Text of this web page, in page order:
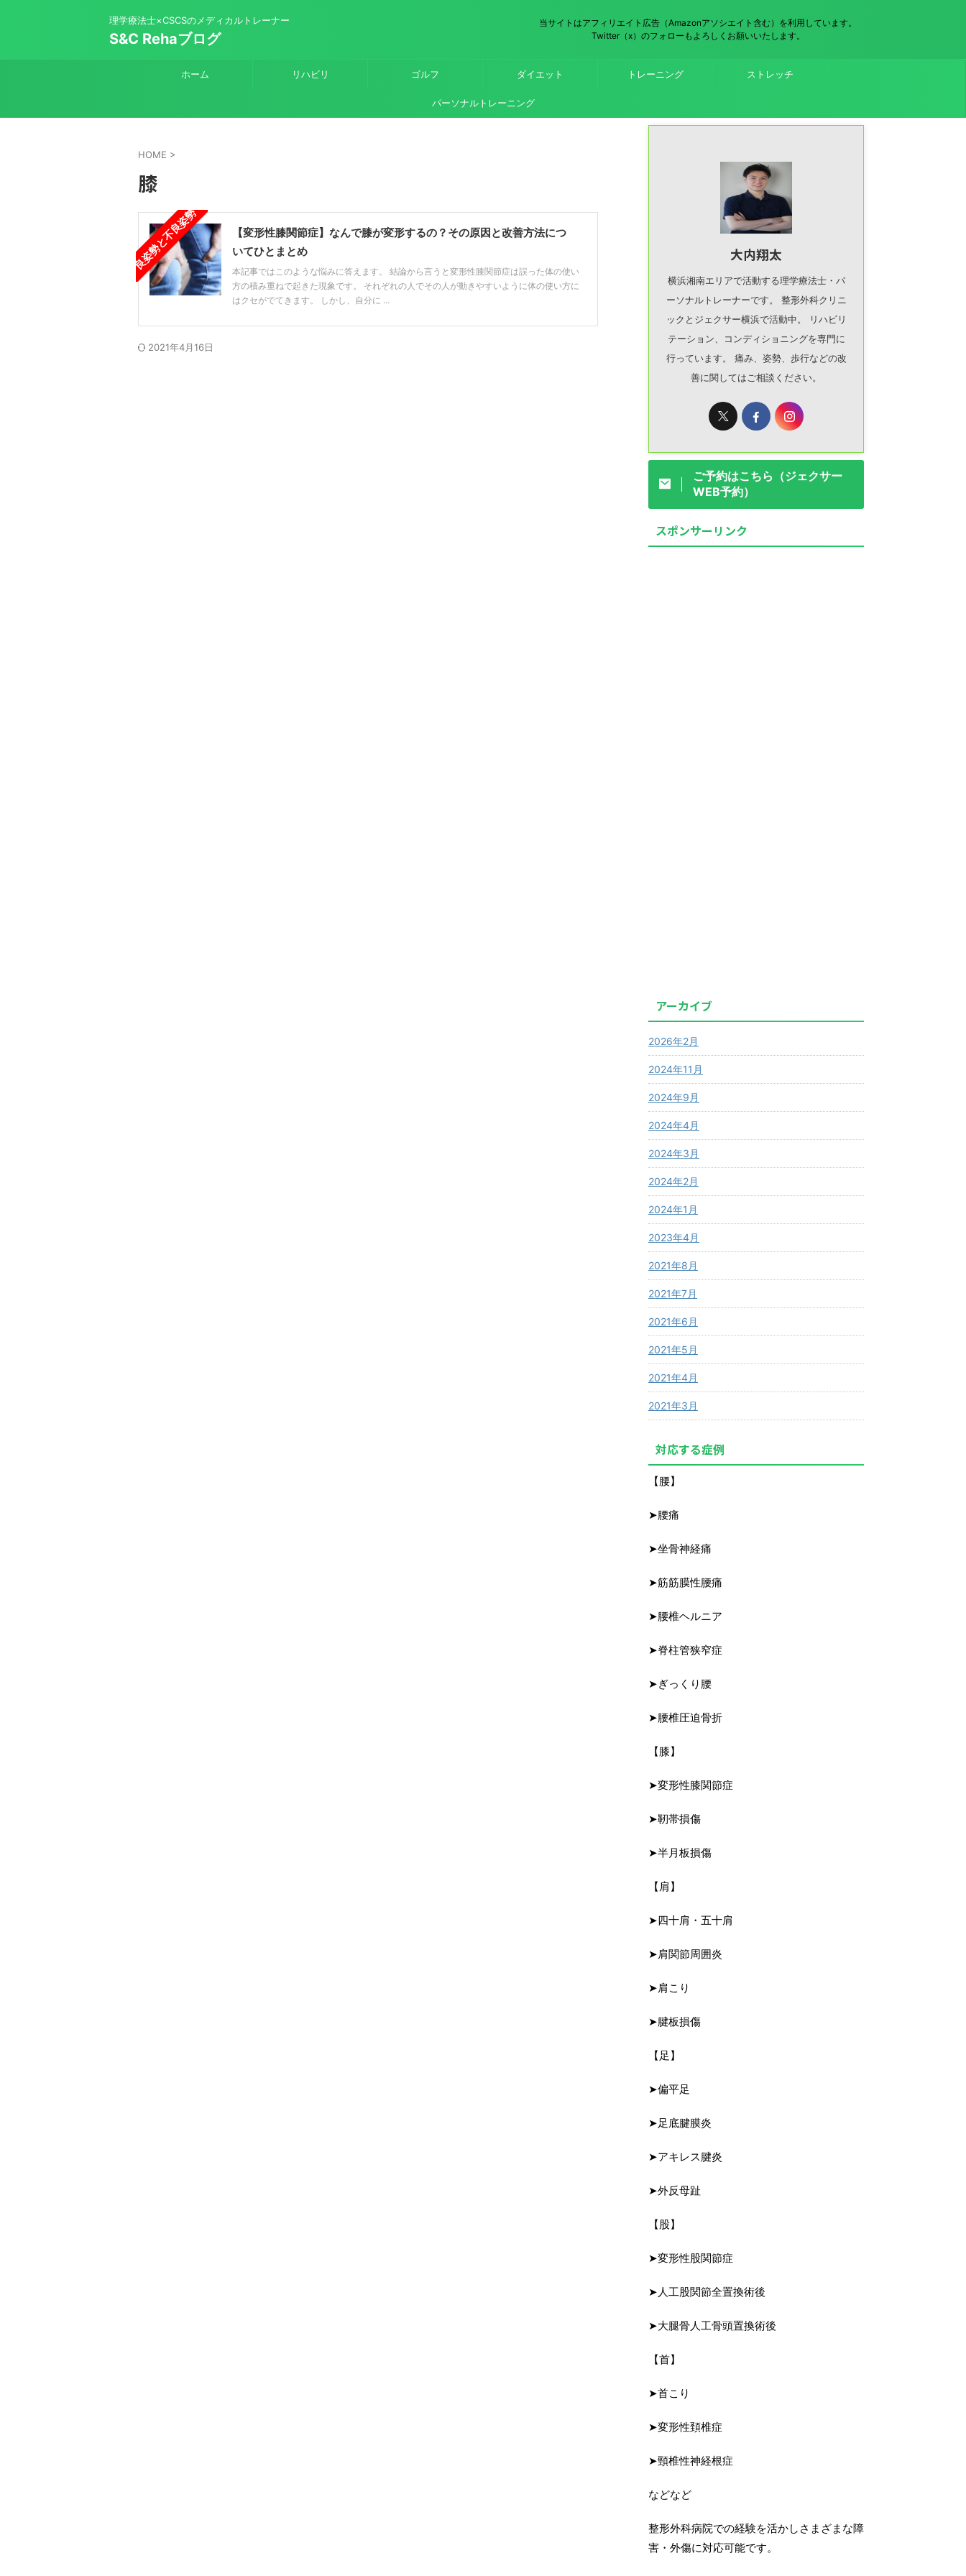
理学療法士×CSCSのメディカルトレーナー
S&C Rehaブログ
当サイトはアフィリエイト広告（Amazonアソシエイト含む）を利用しています。
Twitter（x）のフォローもよろしくお願いいたします。
ホーム リハビリ ゴルフ ダイエット トレーニング ストレッチ
パーソナルトレーニング
HOME >
膝
良姿勢と不良姿勢
【変形性膝関節症】なんで膝が変形するの？その原因と改善方法につ
いてひとまとめ
本記事ではこのような悩みに答えます。 結論から言うと変形性膝関節症は誤った体の使い
方の積み重ねで起きた現象です。 それぞれの人でその人が動きやすいように体の使い方に
はクセがでてきます。 しかし、自分に ...
2021年4月16日
大内翔太
横浜湘南エリアで活動する理学療法士・パ
ーソナルトレーナーです。 整形外科クリニ
ックとジェクサー横浜で活動中。 リハビリ
テーション、コンディショニングを専門に
行っています。 痛み、姿勢、歩行などの改
善に関してはご相談ください。
ご予約はこちら（ジェクサー
WEB予約）
スポンサーリンク
アーカイブ
2026年2月
2024年11月
2024年9月
2024年4月
2024年3月
2024年2月
2024年1月
2023年4月
2021年8月
2021年7月
2021年6月
2021年5月
2021年4月
2021年3月
対応する症例
【腰】
➤腰痛
➤坐骨神経痛
➤筋筋膜性腰痛
➤腰椎ヘルニア
➤脊柱管狭窄症
➤ぎっくり腰
➤腰椎圧迫骨折
【膝】
➤変形性膝関節症
➤靭帯損傷
➤半月板損傷
【肩】
➤四十肩・五十肩
➤肩関節周囲炎
➤肩こり
➤腱板損傷
【足】
➤偏平足
➤足底腱膜炎
➤アキレス腱炎
➤外反母趾
【股】
➤変形性股関節症
➤人工股関節全置換術後
➤大腿骨人工骨頭置換術後
【首】
➤首こり
➤変形性頚椎症
➤頸椎性神経根症
などなど
整形外科病院での経験を活かしさまざまな障
害・外傷に対応可能です。